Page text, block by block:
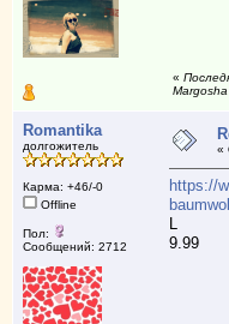
«
Margosha
Romantika
долгожитель
Карма: +46/-0
Offline
Пол:
Сообщений: 2712
«
https://
L
9.99